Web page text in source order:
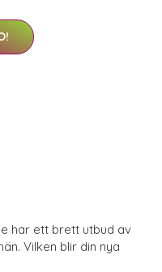
har ett brett utbud av
Vilken blir din nya